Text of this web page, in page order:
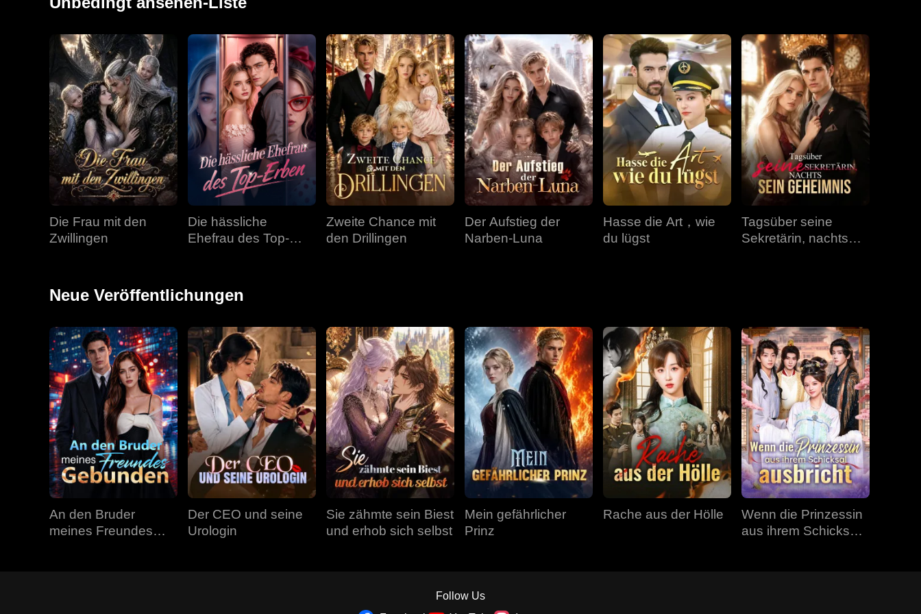
Folge 34 Folge 35 Folge 36
Folge 37 Folge 38
Folge 40
Die Frau mit den
Zwillingen
Die hässliche
Ehefrau des Top-
Zweite Chance mit
den Drillingen
Der Aufstieg der
Narben-Luna
Hasse die Art，wie
du lügst
Tagsüber seine
Sekretärin, nachts
Neue Veröffentlichungen
An den Bruder
meines Freundes
Der CEO und seine
Urologin
Sie zähmte sein Biest
und erhob sich selbst
Mein gefährlicher
Prinz
Rache aus der Hölle
Wenn die Prinzessin
aus ihrem Schicksal
Follow Us